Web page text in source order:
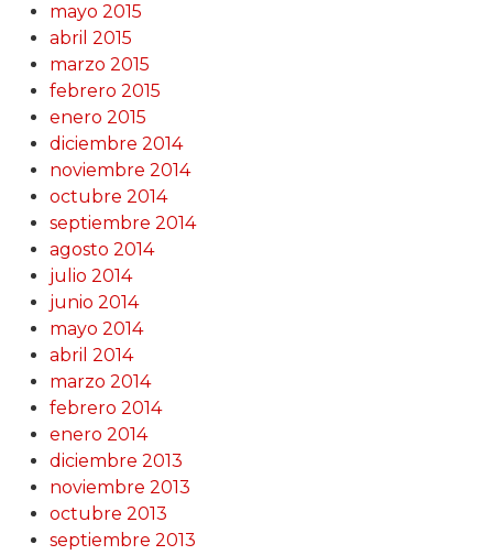
mayo 2015
abril 2015
marzo 2015
febrero 2015
enero 2015
diciembre 2014
noviembre 2014
octubre 2014
septiembre 2014
agosto 2014
julio 2014
junio 2014
mayo 2014
abril 2014
marzo 2014
febrero 2014
enero 2014
diciembre 2013
noviembre 2013
octubre 2013
septiembre 2013